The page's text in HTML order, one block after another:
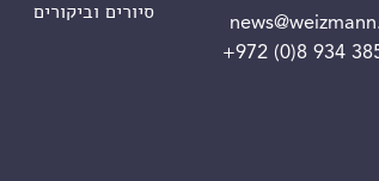
+972 (0)8 934
סיורים וביקורים